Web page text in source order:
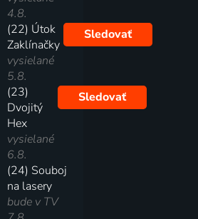
4.8.
(22) Útok
Zaklínačky
vysielané
5.8.
Sledovať
(23)
Dvojitý
Hex
vysielané
6.8.
Sledovať
(24) Souboj
na lasery
bude v TV